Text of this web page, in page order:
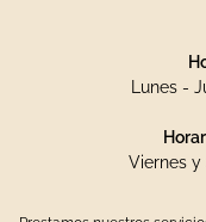
Lunes -
Viernes y